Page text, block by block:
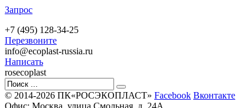
Запрос
+7 (495) 128-34-25
Перезвоните
info@ecoplast-russia.ru
Написать
rosecoplast
© 2014-2026 ПК«РОСЭКОПЛАСТ» Facebook Вконтакте